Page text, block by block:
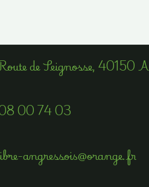
de Seignosse, 40150
00 74 03
angressois@orange.fr